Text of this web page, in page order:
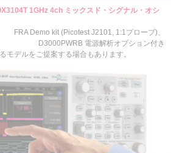
1GHz 4ch ミックスド・シグナル・オシ
kit (Picotest J2101, 1:1プローブ)、
D3000PWRB 電源解析オプション付き
モデルをご提案する場合もあります。